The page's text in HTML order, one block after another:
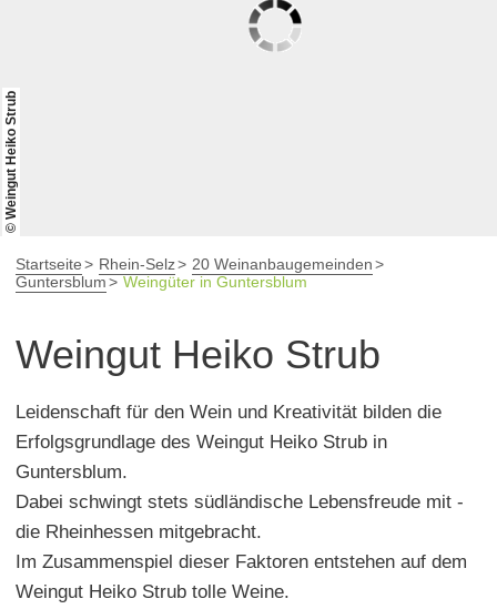
Kultur & Events
© Weingut Heiko Strub
Startseite Rhein-Selz
20 Weinanbaugemeinden
Guntersblum
Weingüter in Guntersblum
Weingut Heiko Strub
Leidenschaft für den Wein und Kreativität bilden die
Erfolgsgrundlage des Weingut Heiko Strub in
Guntersblum.
Dabei schwingt stets südländische Lebensfreude mit -
die Rheinhessen mitgebracht.
Im Zusammenspiel dieser Faktoren entstehen auf dem
Weingut Heiko Strub tolle Weine.